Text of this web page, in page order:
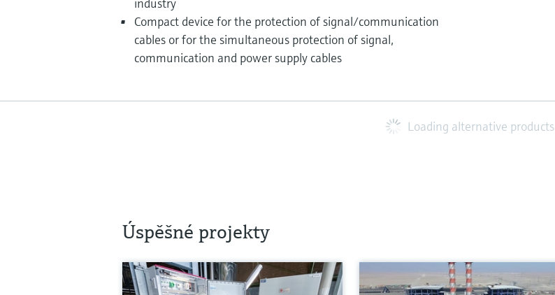
Compact device for the protection of signal/communication
cables or for the simultaneous protection of signal,
communication and power supply cables
Loading alternative products
Úspěšné projekty